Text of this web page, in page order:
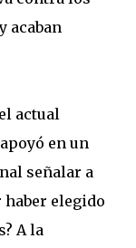
acaban
actual
en un
señalar a
elegido
A la